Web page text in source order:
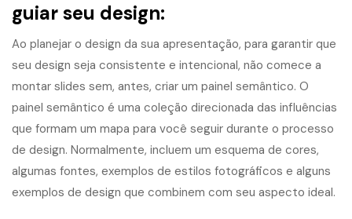
guiar seu design:
Ao planejar o design da sua apresentação, para garantir que
seu design seja consistente e intencional, não comece a
montar slides sem, antes, criar um painel semântico. O
painel semântico é uma coleção direcionada das influências
que formam um mapa para você seguir durante o processo
de design. Normalmente, incluem um esquema de cores,
algumas fontes, exemplos de estilos fotográficos e alguns
exemplos de design que combinem com seu aspecto ideal.